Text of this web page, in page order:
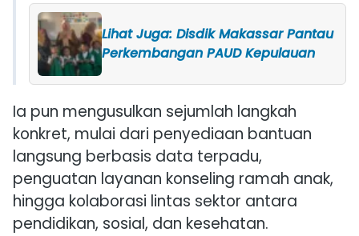
Lihat Juga: Disdik Makassar Pantau
Perkembangan PAUD Kepulauan
Ia pun mengusulkan sejumlah langkah
konkret, mulai dari penyediaan bantuan
langsung berbasis data terpadu,
penguatan layanan konseling ramah anak,
hingga kolaborasi lintas sektor antara
pendidikan, sosial, dan kesehatan.